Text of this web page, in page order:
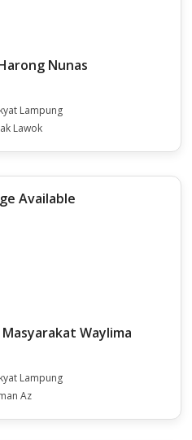
Nunas
Lampung
Lawok
Waylima
Lampung
Az